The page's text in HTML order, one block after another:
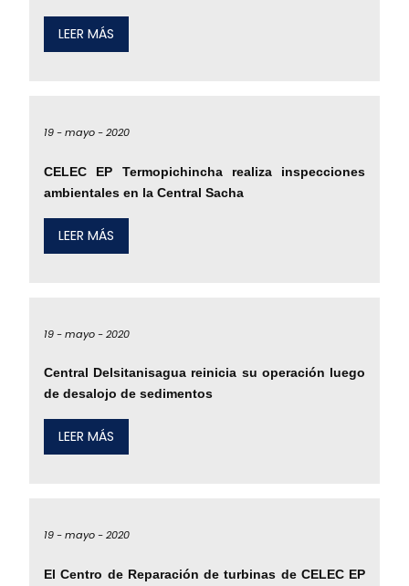
LEER MÁS
19 -mayo -2020
CELEC EP Termopichincha realiza inspecciones
ambientales en la Central Sacha
LEER MÁS
19 -mayo -2020
Central Delsitanisagua reinicia su operación luego
de desalojo de sedimentos
LEER MÁS
19 -mayo -2020
El Centro de Reparación de turbinas de CELEC EP